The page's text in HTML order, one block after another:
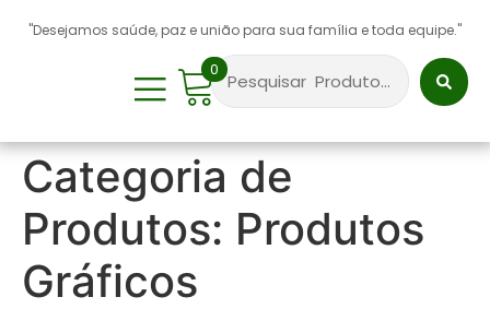
"Desejamos saúde, paz e união para sua família e toda equipe."
0
Categoria de
Produtos: Produtos
Gráficos